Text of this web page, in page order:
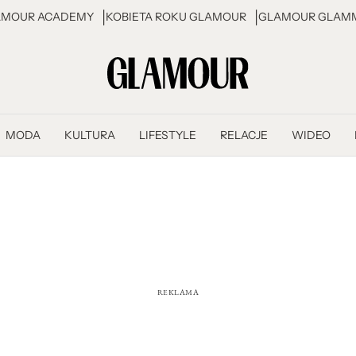
ACADEMY KOBIETA ROKU GLAMOUR GLAMOUR
MODA KULTURA LIFESTYLE RELACJE WIDEO